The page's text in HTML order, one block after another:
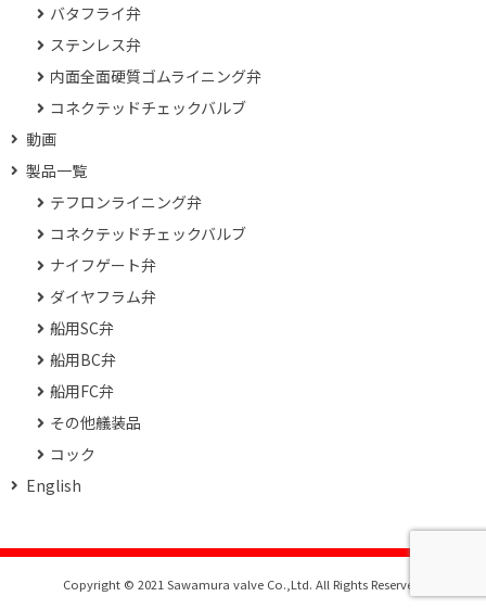
バタフライ弁
ステンレス弁
内面全面硬質ゴムライニング弁
コネクテッドチェックバルブ
動画
製品一覧
テフロンライニング弁
コネクテッドチェックバルブ
ナイフゲート弁
ダイヤフラム弁
船用SC弁
船用BC弁
船用FC弁
その他艤装品
コック
English
Copyright © 2021 Sawamura valve Co.,Ltd. All Rights Reserved.